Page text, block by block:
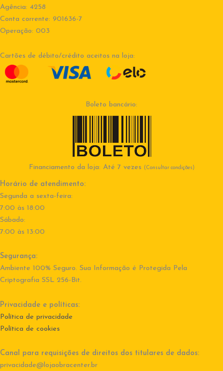
Agência: 4258
Conta corrente: 901636-7
Operação: 003
Cartões de débito/crédito aceitos na loja:
Boleto bancário:
Financiamento da loja: Até 7 vezes (Consultar condições)
Horário de atendimento:
Segunda a sexta-feira:
7:00 às 18:00
Sábado:
7:00 às 13:00
Segurança:
Ambiente 100% Seguro. Sua Informação é Protegida Pela
Criptografia SSL 256-Bit.
Privacidade e políticas:
Política de privacidade
Política de cookies
Canal para requisições de direitos dos titulares de dados:
privacidade@lojaobracenter.br